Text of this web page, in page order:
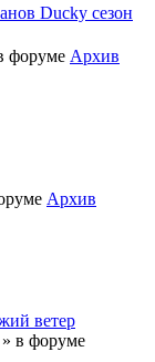
Ducky сезон
форуме Архив
Архив
ветер
в форуме